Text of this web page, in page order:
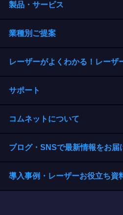
製品・サービス
業種別ご提案
レーザーがよくわかる！レーザ
サポート
コムネットについて
ブログ・SNSで最新情報をお届
導入事例・レーザーお役立ち資